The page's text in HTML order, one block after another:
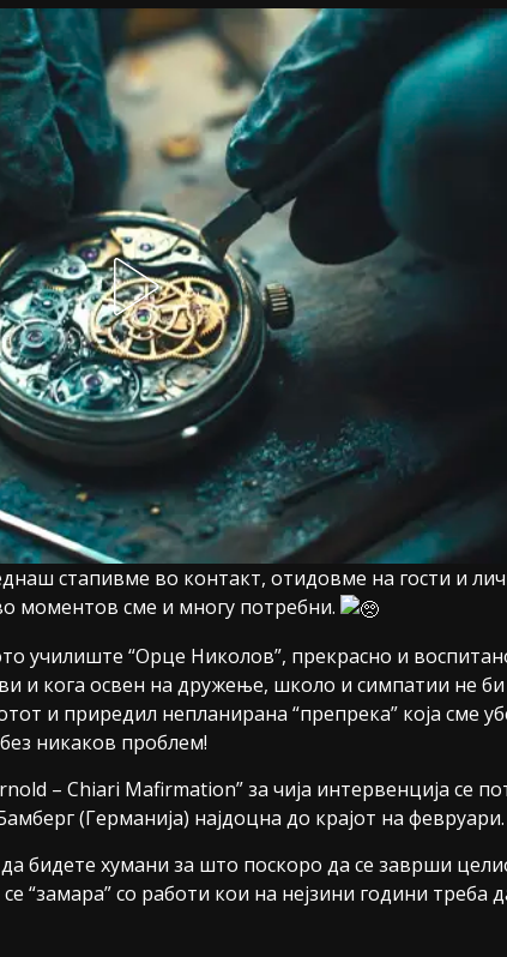
стапивме во контакт, отидовме на гости и
моментов сме и многу потребни.
училиште “Орце Николов”, прекрасно и
и кога освен на дружење, школо и симпатии не
и приредил непланирана “препрека” која сме
никаков проблем!
– Chiari Mafirmation” за чија интервенција се
(Германија) најдоцна до крајот на февруари.
бидете хумани за што поскоро да се заврши
“замара” со работи кои на нејзини години треба